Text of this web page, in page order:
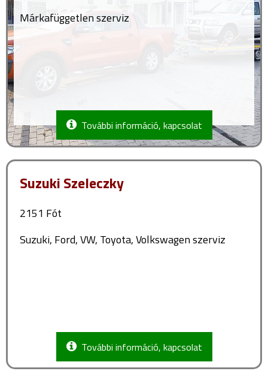
Márkafüggetlen szerviz
További információ, kapcsolat
Suzuki Szeleczky
2151 Fót
Suzuki, Ford, VW, Toyota, Volkswagen szerviz
További információ, kapcsolat